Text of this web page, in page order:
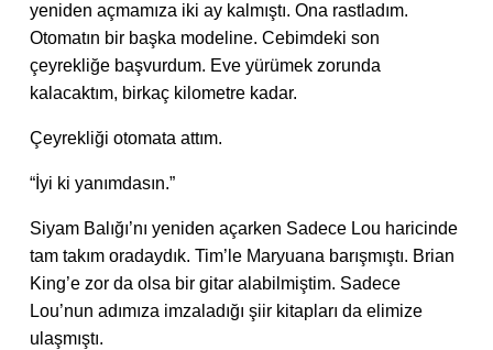
yeniden açmamıza iki ay kalmıştı. Ona rastladım.
Otomatın bir başka modeline. Cebimdeki son
çeyrekliğe başvurdum. Eve yürümek zorunda
kalacaktım, birkaç kilometre kadar.
Çeyrekliği otomata attım.
“İyi ki yanımdasın.”
Siyam Balığı’nı yeniden açarken Sadece Lou haricinde
tam takım oradaydık. Tim’le Maryuana barışmıştı. Brian
King’e zor da olsa bir gitar alabilmiştim. Sadece
Lou’nun adımıza imzaladığı şiir kitapları da elimize
ulaşmıştı.